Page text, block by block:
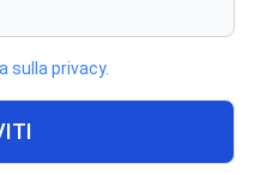
sulla privacy.